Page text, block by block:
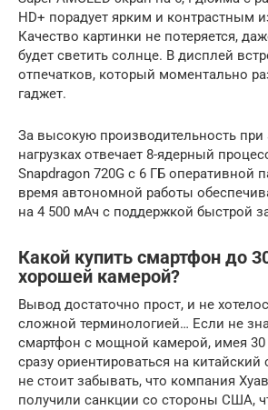
HD+ порадует ярким и контрастным
Качество картинки не потеряется,
будет светить солнце. В дисплей
отпечатков, который моментально
гаджет.
За высокую производительность при
нагрузках отвечает 8-ядерный
Snapdragon 720G с 6 ГБ оперативной
время автономной работы
на 4 500 мАч с поддержкой быстрой
Какой купить смартфон до
хорошей камерой?
Вывод достаточно прост, и не
сложной терминологией… Если не
смартфон с мощной камерой, имея 30
сразу ориентироваться на китайский
не стоит забывать, что компания
получили санкции со стороны США,